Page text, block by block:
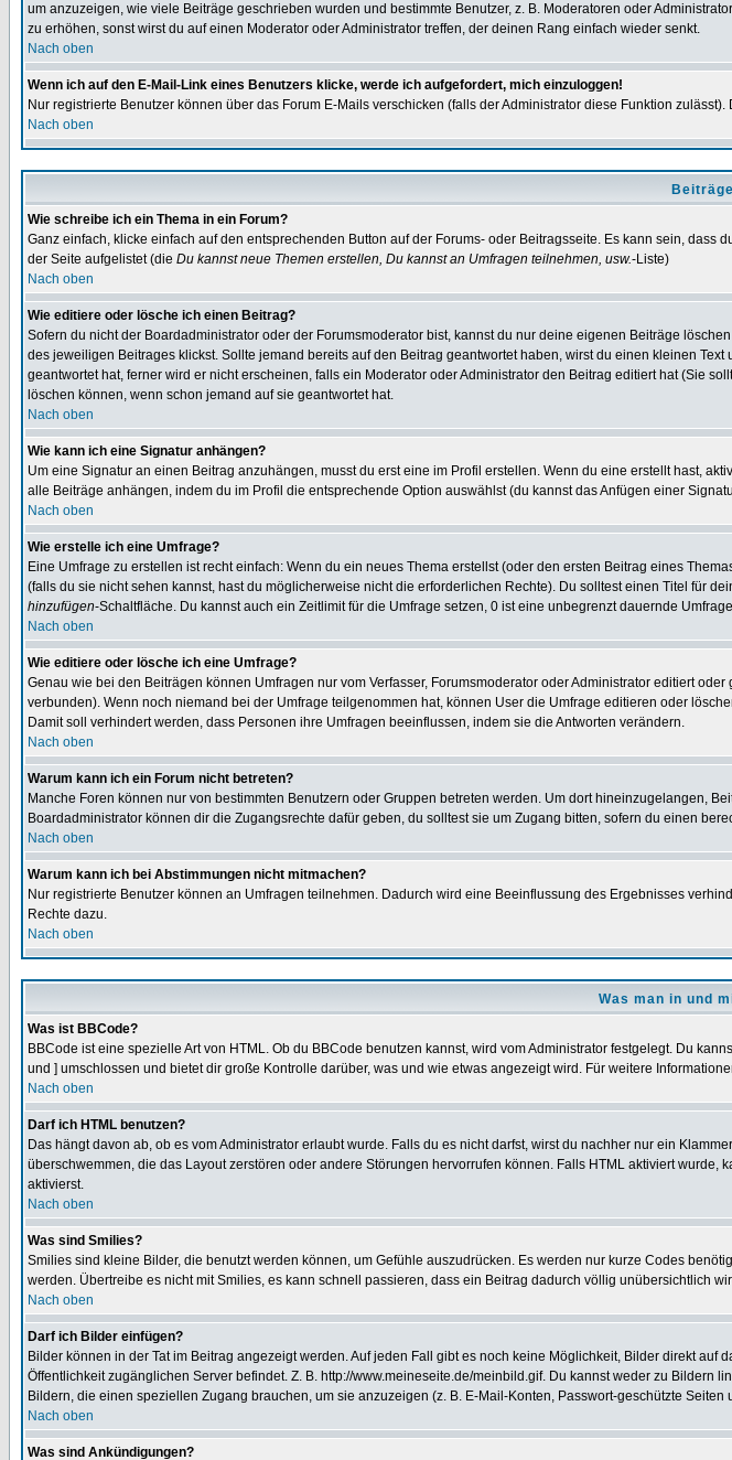
um anzuzeigen, wie viele Beiträge geschrieben wurden und bestimmte Benutzer, z. B. Moderatoren oder
zu erhöhen, sonst wirst du auf einen Moderator oder Administrator treffen, der deinen Rang einfach wieder senkt.
Nach oben
Wenn ich auf den E-Mail-Link eines Benutzers klicke, werde ich aufgefordert, mich einzuloggen!
Nur registrierte Benutzer können über das Forum E-Mails verschicken (falls der Administrator diese Funktion
Nach oben
Wie schreibe ich ein Thema in ein Forum?
Ganz einfach, klicke einfach auf den entsprechenden Button auf der Forums- oder Beitragsseite. Es kann sein,
der Seite aufgelistet (die Du kannst neue Themen erstellen, Du kannst an Umfragen teilnehmen, usw.-Liste)
Nach oben
Wie editiere oder lösche ich einen Beitrag?
Sofern du nicht der Boardadministrator oder der Forumsmoderator bist, kannst du nur deine eigenen Beiträge
des jeweiligen Beitrages klickst. Sollte jemand bereits auf den Beitrag geantwortet haben, wirst du einen kleinen
geantwortet hat, ferner wird er nicht erscheinen, falls ein Moderator oder Administrator den Beitrag editiert hat (Sie
löschen können, wenn schon jemand auf sie geantwortet hat.
Nach oben
Wie kann ich eine Signatur anhängen?
Um eine Signatur an einen Beitrag anzuhängen, musst du erst eine im Profil erstellen. Wenn du eine erstellt hast,
alle Beiträge anhängen, indem du im Profil die entsprechende Option auswählst (du kannst das Anfügen einer
Nach oben
Wie erstelle ich eine Umfrage?
Eine Umfrage zu erstellen ist recht einfach: Wenn du ein neues Thema erstellst (oder den ersten Beitrag eines
(falls du sie nicht sehen kannst, hast du möglicherweise nicht die erforderlichen Rechte). Du solltest einen Titel für
hinzufügen-Schaltfläche. Du kannst auch ein Zeitlimit für die Umfrage setzen, 0 ist eine unbegrenzt dauernde
Nach oben
Wie editiere oder lösche ich eine Umfrage?
Genau wie bei den Beiträgen können Umfragen nur vom Verfasser, Forumsmoderator oder Administrator editiert
verbunden). Wenn noch niemand bei der Umfrage teilgenommen hat, können User die Umfrage editieren oder
Damit soll verhindert werden, dass Personen ihre Umfragen beeinflussen, indem sie die Antworten verändern.
Nach oben
Warum kann ich ein Forum nicht betreten?
Manche Foren können nur von bestimmten Benutzern oder Gruppen betreten werden. Um dort hineinzugelangen,
Boardadministrator können dir die Zugangsrechte dafür geben, du solltest sie um Zugang bitten, sofern du einen
Nach oben
Warum kann ich bei Abstimmungen nicht mitmachen?
Nur registrierte Benutzer können an Umfragen teilnehmen. Dadurch wird eine Beeinflussung des Ergebnisses
Rechte dazu.
Nach oben
Was man in und
Was ist BBCode?
BBCode ist eine spezielle Art von HTML. Ob du BBCode benutzen kannst, wird vom Administrator festgelegt. Du
und ] umschlossen und bietet dir große Kontrolle darüber, was und wie etwas angezeigt wird. Für weitere
Nach oben
Darf ich HTML benutzen?
Das hängt davon ab, ob es vom Administrator erlaubt wurde. Falls du es nicht darfst, wirst du nachher nur ein
überschwemmen, die das Layout zerstören oder andere Störungen hervorrufen können. Falls HTML aktiviert
aktivierst.
Nach oben
Was sind Smilies?
Smilies sind kleine Bilder, die benutzt werden können, um Gefühle auszudrücken. Es werden nur kurze Codes
werden. Übertreibe es nicht mit Smilies, es kann schnell passieren, dass ein Beitrag dadurch völlig unübersichtlich
Nach oben
Darf ich Bilder einfügen?
Bilder können in der Tat im Beitrag angezeigt werden. Auf jeden Fall gibt es noch keine Möglichkeit, Bilder direkt
Öffentlichkeit zugänglichen Server befindet. Z. B. http://www.meineseite.de/meinbild.gif. Du kannst weder zu
Bildern, die einen speziellen Zugang brauchen, um sie anzuzeigen (z. B. E-Mail-Konten, Passwort-geschützte
Nach oben
Was sind Ankündigungen?